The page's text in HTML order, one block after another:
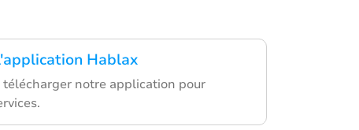
Hablax
télécharger notre application pour